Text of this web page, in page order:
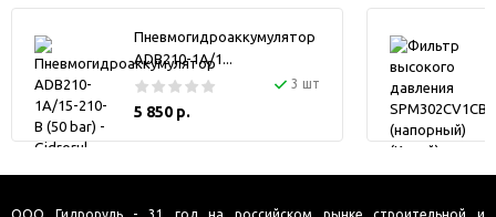
Пневмогидроаккумулятор
ADB210-1A/1...
3 шт
5 850 р.
ООО Гидроруль - 31 год на российском рынке строительной и